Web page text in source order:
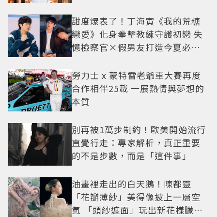
甜度爆表了！丁海寅《我的荒糖
戀愛》化身拳擊教練守護初戀 失
憶檢察官×假男友打造今夏必看
勞力士 x 蒙特雷老爺車大賽再度
合作相伴25載 一展熱情與夢想的
本質
別再被1萬步制約！歐美開始流行
直覺行走：專家解析，真正重要
的不是步數，而是「這件事」
油畫裡走出的白天鵝！陳都靈
「花瓣薄紗」美得像披上一層空
氣 「頭紗遮面」玩出新花樣朦朧